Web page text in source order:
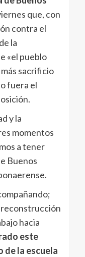
que, con
contra el
la
«el pueblo
sacrificio
fuera el
y la
momentos
a tener
Buenos
reconstrucción
hacia
este
de la escuela